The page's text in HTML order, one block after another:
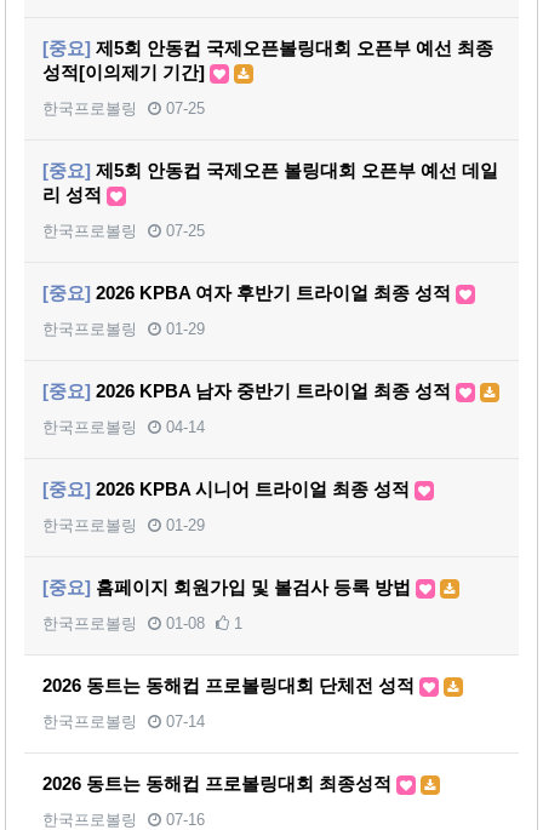
[중요] 제5회 안동컵 국제오픈볼링대회 오픈부 예선 최종
성적[이의제기 기간]
한국프로볼링 07-25
[중요] 제5회 안동컵 국제오픈 볼링대회 오픈부 예선 데일
리 성적
한국프로볼링 07-25
[중요] 2026 KPBA 여자 후반기 트라이얼 최종 성적
한국프로볼링 01-29
[중요] 2026 KPBA 남자 중반기 트라이얼 최종 성적
한국프로볼링 04-14
[중요] 2026 KPBA 시니어 트라이얼 최종 성적
한국프로볼링 01-29
[중요] 홈페이지 회원가입 및 볼검사 등록 방법
한국프로볼링 01-08 1
2026 동트는 동해컵 프로볼링대회 단체전 성적
한국프로볼링 07-14
2026 동트는 동해컵 프로볼링대회 최종성적
한국프로볼링 07-16